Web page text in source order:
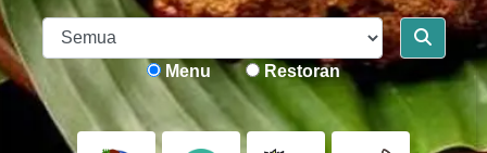
Menu Restoran